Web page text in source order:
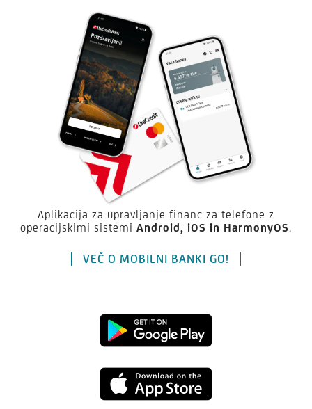
Aplikacija za upravljanje financ za telefone z
operacijskimi sistemi Android, iOS in HarmonyOS.
VEČ O MOBILNI BANKI GO!
Prenesite
Mobilna
Prenesite